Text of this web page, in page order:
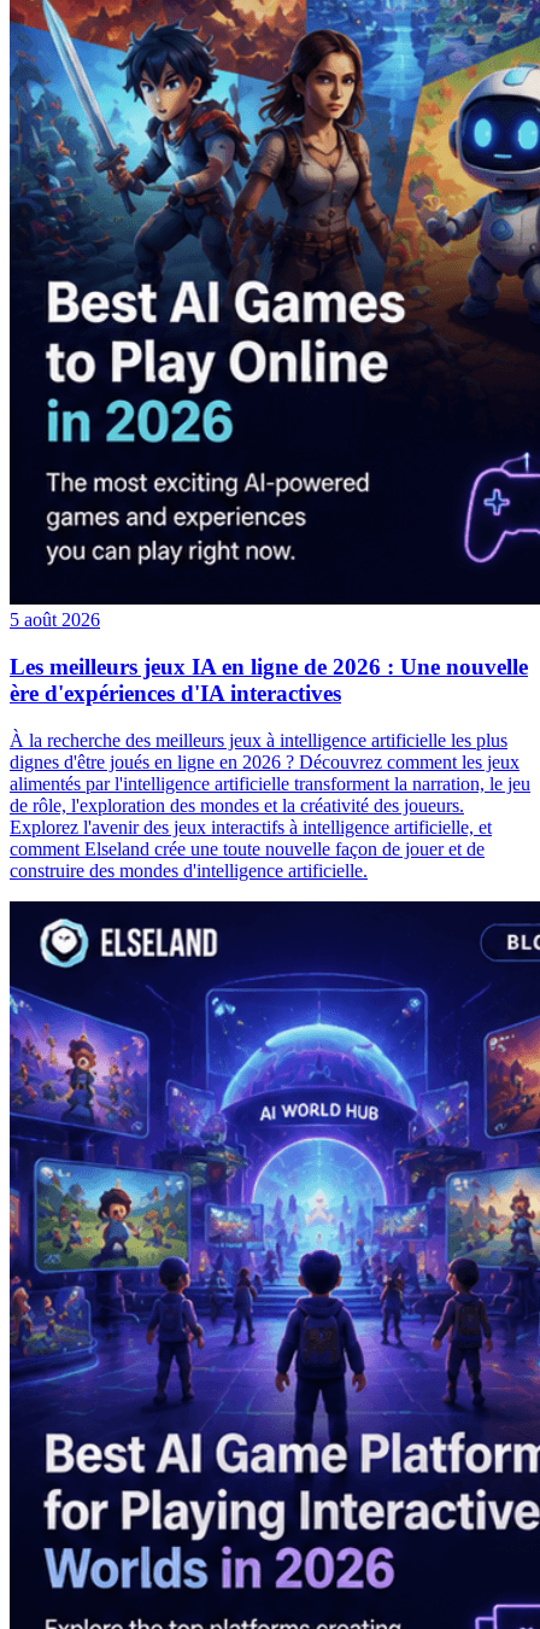
5 août 2026
Les meilleurs jeux IA en ligne de 2026 : Une nouvelle
ère d'expériences d'IA interactives
À la recherche des meilleurs jeux à intelligence artificielle les plus
dignes d'être joués en ligne en 2026 ? Découvrez comment les jeux
alimentés par l'intelligence artificielle transforment la narration, le jeu
de rôle, l'exploration des mondes et la créativité des joueurs.
Explorez l'avenir des jeux interactifs à intelligence artificielle, et
comment Elseland crée une toute nouvelle façon de jouer et de
construire des mondes d'intelligence artificielle.